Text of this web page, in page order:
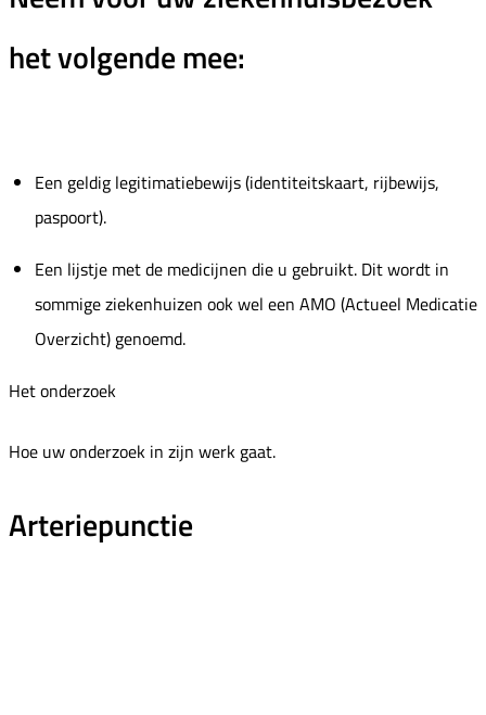
het volgende mee:
Een geldig legitimatiebewijs (identiteitskaart, rijbewijs,
paspoort).
Een lijstje met de medicijnen die u gebruikt. Dit wordt in
sommige ziekenhuizen ook wel een AMO (Actueel Medicatie
Overzicht) genoemd.
Het onderzoek
Hoe uw onderzoek in zijn werk gaat.
Arteriepunctie